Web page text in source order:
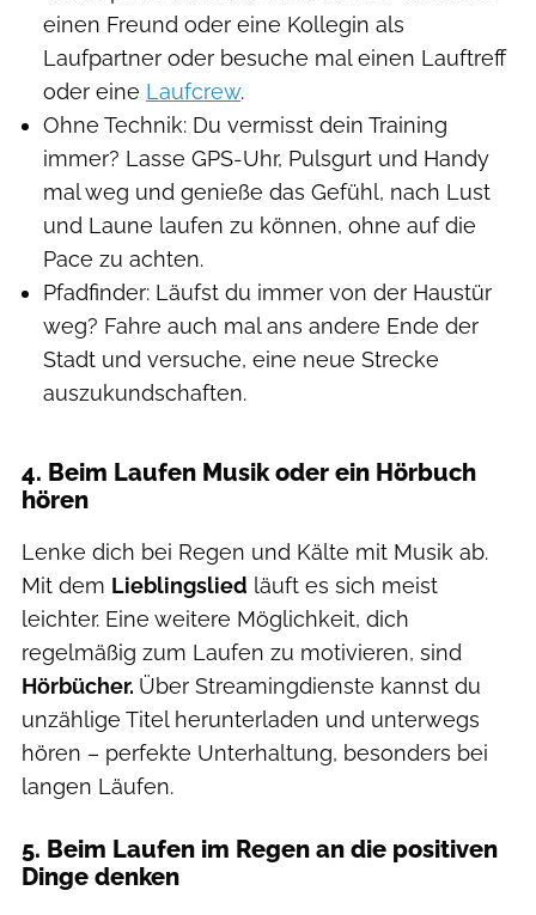
einen Freund oder eine Kollegin als
Laufpartner oder besuche mal einen Lauftreff
oder eine Laufcrew.
Ohne Technik: Du vermisst dein Training
immer? Lasse GPS-Uhr, Pulsgurt und Handy
mal weg und genieße das Gefühl, nach Lust
und Laune laufen zu können, ohne auf die
Pace zu achten.
Pfadfinder: Läufst du immer von der Haustür
weg? Fahre auch mal ans andere Ende der
Stadt und versuche, eine neue Strecke
auszukundschaften.
4. Beim Laufen Musik oder ein Hörbuch
hören
Lenke dich bei Regen und Kälte mit Musik ab.
Mit dem Lieblingslied läuft es sich meist
leichter. Eine weitere Möglichkeit, dich
regelmäßig zum Laufen zu motivieren, sind
Hörbücher. Über Streamingdienste kannst du
unzählige Titel herunterladen und unterwegs
hören – perfekte Unterhaltung, besonders bei
langen Läufen.
5. Beim Laufen im Regen an die positiven
Dinge denken